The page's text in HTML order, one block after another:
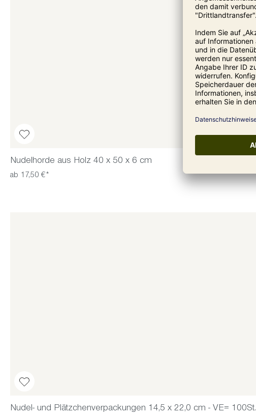
Nudelhorde aus Holz 40 x 50 x 6 cm
ab 17,50 €*
Nudel- und Plätzchenverpackungen 14,5 x 22,0 cm - VE= 100St.